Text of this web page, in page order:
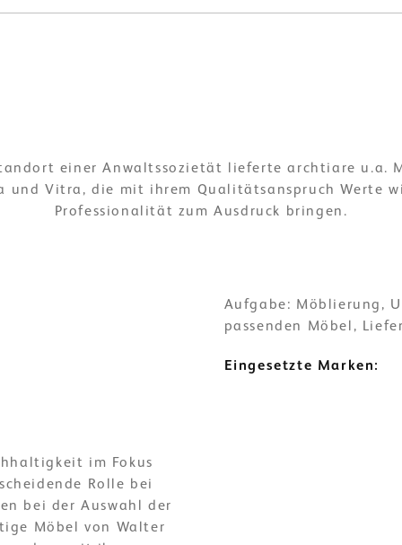
einer Anwaltssozietät lieferte archtiare u.a.
und Vitra, die mit ihrem Qualitätsanspruch Werte
Professionalität zum Ausdruck bringen.
Aufgabe: Möblierung,
passenden Möbel,
Eingesetzte Marken:
im Fokus
Rolle bei
bei der Auswahl der
Möbel von Walter